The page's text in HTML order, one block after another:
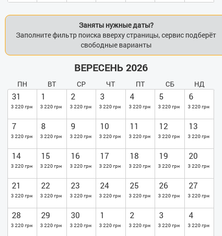
Заняты нужные даты?
Заполните фильтр поиска вверху страницы, сервис подберёт
свободные варианты
ВЕРЕСЕНЬ 2026
ПН ВТ СР ЧТ ПТ СБ НД
31
3 220 грн
1
3 220 грн
2
3 220 грн
3
3 220 грн
4
3 220 грн
5
3 220 грн
6
3 220 грн
7
3 220 грн
8
3 220 грн
9
3 220 грн
10
3 220 грн
11
3 220 грн
12
3 220 грн
13
3 220 грн
14
3 220 грн
15
3 220 грн
16
3 220 грн
17
3 220 грн
18
3 220 грн
19
3 220 грн
20
3 220 грн
21
3 220 грн
22
3 220 грн
23
3 220 грн
24
3 220 грн
25
3 220 грн
26
3 220 грн
27
3 220 грн
28
3 220 грн
29
3 220 грн
30
3 220 грн
1
3 220 грн
2
3 220 грн
3
3 220 грн
4
3 220 грн